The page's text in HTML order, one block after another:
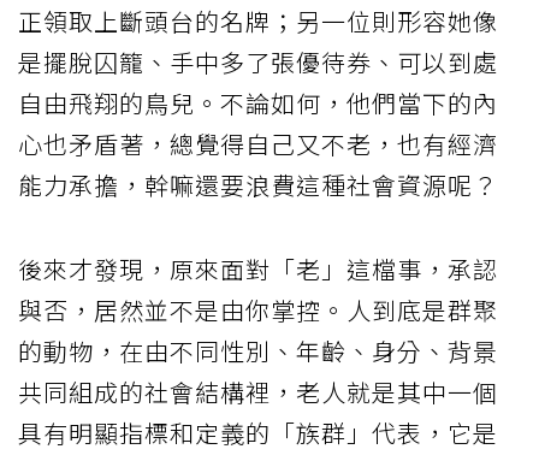
正領取上斷頭台的名牌；另一位則形容她像
是擺脫囚籠、手中多了張優待券、可以到處
自由飛翔的鳥兒。不論如何，他們當下的內
心也矛盾著，總覺得自己又不老，也有經濟
能力承擔，幹嘛還要浪費這種社會資源呢？
後來才發現，原來面對「老」這檔事，承認
與否，居然並不是由你掌控。人到底是群聚
的動物，在由不同性別、年齡、身分、背景
共同組成的社會結構裡，老人就是其中一個
具有明顯指標和定義的「族群」代表，它是